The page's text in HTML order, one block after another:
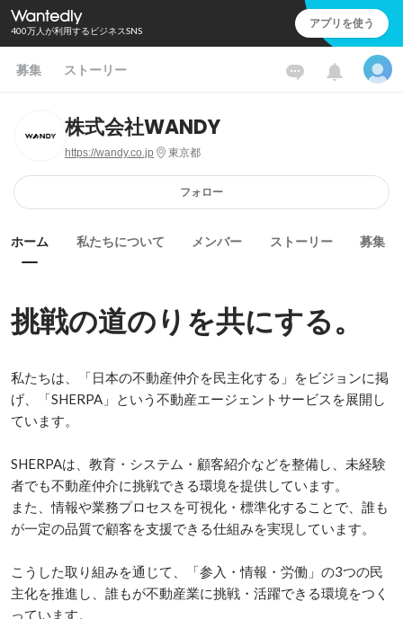
400万人が利用するビジネスSNS アプリを使う
募集 ストーリー
株式会社WANDY
https://wandy.co.jp 東京都
フォロー
ホーム 私たちについて メンバー ストーリー 募集
挑戦の道のりを共にする。
私たちは、「日本の不動産仲介を民主化する」をビジョンに掲
げ、「SHERPA」という不動産エージェントサービスを展開し
ています。
SHERPAは、教育・システム・顧客紹介などを整備し、未経験
者でも不動産仲介に挑戦できる環境を提供しています。
また、情報や業務プロセスを可視化・標準化することで、誰も
が一定の品質で顧客を支援できる仕組みを実現しています。
こうした取り組みを通じて、「参入・情報・労働」の3つの民
主化を推進し、誰もが不動産業に挑戦・活躍できる環境をつく
っています。